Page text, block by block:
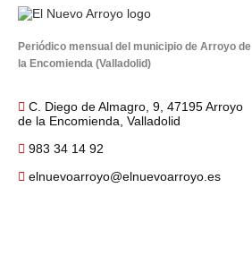
Periódico mensual del municipio de Arroyo de
la Encomienda (Valladolid)
C. Diego de Almagro, 9, 47195 Arroyo
de la Encomienda, Valladolid
983 34 14 92
elnuevoarroyo@elnuevoarroyo.es